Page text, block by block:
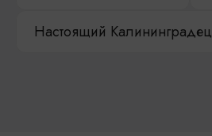
Настоящий Калининградец